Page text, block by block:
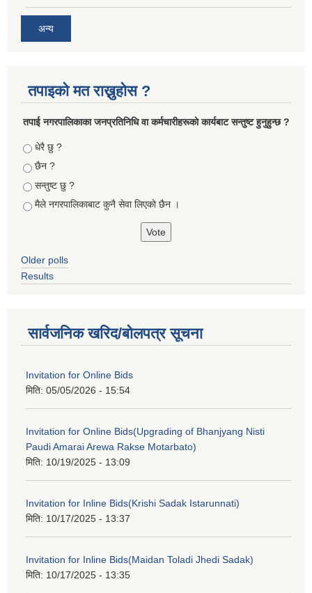
अन्य
तपाइको मत राख्नुहोस ?
तपा‌ई नगरपालिकाका जनप्रतिनिधि वा कर्मचारीहरूकाे कार्यबाट सन्तुष्ट हुनुहुन्छ ?
Choices
धेरै छु ?
छैन ?
सन्तुष्ट छु ?
मैले नगरपालिकाबाट कुनै सेवा लिएकाे छैन ।
Older polls
Results
सार्वजनिक खरिद/बोलपत्र सूचना
Invitation for Online Bids
मिति: 05/05/2026 - 15:54
Invitation for Online Bids(Upgrading of Bhanjyang Nisti
Paudi Amarai Arewa Rakse Motarbato)
मिति: 10/19/2025 - 13:09
Invitation for Inline Bids(Krishi Sadak Istarunnati)
मिति: 10/17/2025 - 13:37
Invitation for Inline Bids(Maidan Toladi Jhedi Sadak)
मिति: 10/17/2025 - 13:35